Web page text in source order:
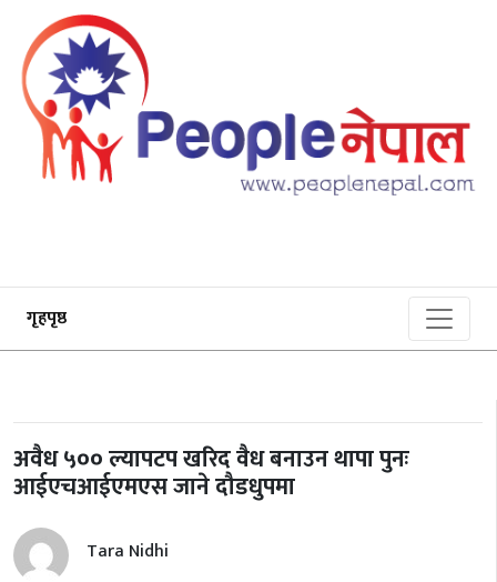
गृहपृष्ठ
अवैध ५०० ल्यापटप खरिद वैध बनाउन थापा पुनः
आईएचआईएमएस जाने दौडधुपमा
Tara Nidhi